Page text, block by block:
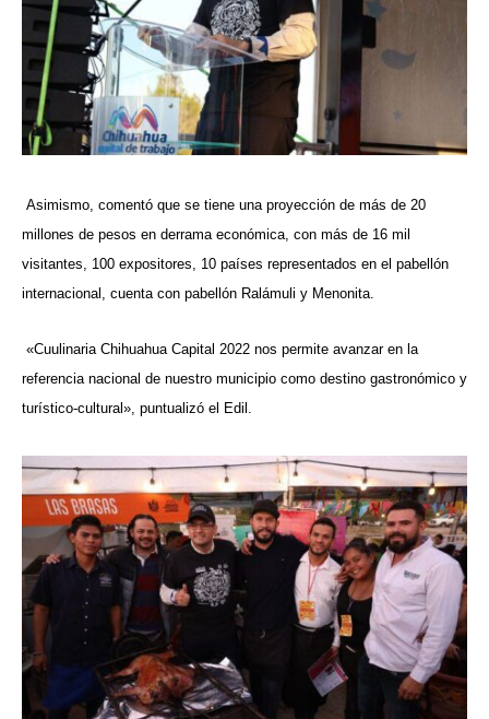
Asimismo, comentó que se tiene una proyección de más de 20
millones de pesos en derrama económica, con más de 16 mil
visitantes, 100 expositores, 10 países representados en el pabellón
internacional, cuenta con pabellón Ralámuli y Menonita.
«Cuulinaria Chihuahua Capital 2022 nos permite avanzar en la
referencia nacional de nuestro municipio como destino gastronómico y
turístico-cultural», puntualizó el Edil.